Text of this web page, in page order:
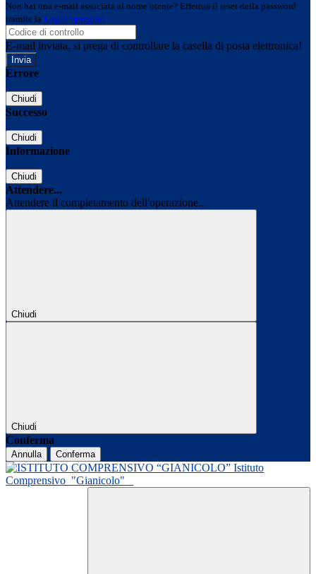
Non hai una e-mail associata al nome utente? Effettua il reset della password
tramite la Login Spaggiari
E-mail inviata, si prega di controllare la casella di posta elettronica!
Errore
Chiudi
Successo
Chiudi
Informazione
Chiudi
Attendere...
Attendere il completamento dell'operazione...
Chiudi
Chiudi
Conferma
Annulla Conferma
Istituto
Comprensivo "Gianicolo"